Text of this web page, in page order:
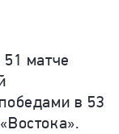
матче
в 53